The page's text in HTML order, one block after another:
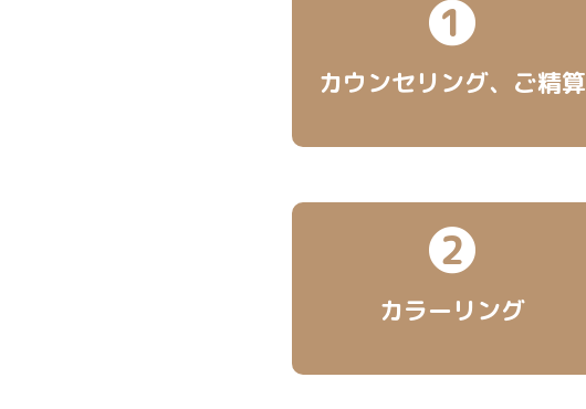
❶
カウンセリング、 ご精算
❷
カラーリング